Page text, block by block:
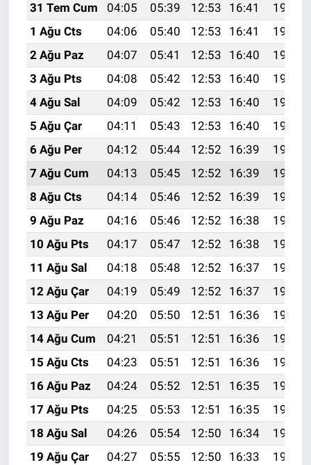
31 Tem Cum
04:05 05:39 12:53 16:41
19:57
1 Ağu Cts
04:06 05:40 12:53 16:41
19:56
2 Ağu Paz
04:07 05:41 12:53 16:40
19:55
3 Ağu Pts
04:08 05:42 12:53 16:40
19:54
4 Ağu Sal
04:09 05:42 12:53 16:40
19:53
5 Ağu Çar
04:11 05:43 12:53 16:40
19:52
6 Ağu Per
04:12 05:44 12:52 16:39
19:51
7 Ağu Cum
04:13 05:45 12:52 16:39
19:50
8 Ağu Cts
04:14 05:46 12:52 16:39
19:49
9 Ağu Paz
04:16 05:46 12:52 16:38
19:48
10 Ağu Pts
04:17 05:47 12:52 16:38
19:47
11 Ağu Sal
04:18 05:48 12:52 16:37
19:46
12 Ağu Çar
04:19 05:49 12:52 16:37
19:44
13 Ağu Per
04:20 05:50 12:51 16:36
19:43
14 Ağu Cum
04:21 05:51 12:51 16:36
19:42
15 Ağu Cts
04:23 05:51 12:51 16:36
19:41
16 Ağu Paz
04:24 05:52 12:51 16:35
19:40
17 Ağu Pts
04:25 05:53 12:51 16:35
19:38
18 Ağu Sal
04:26 05:54 12:50 16:34
19:37
19 Ağu Çar
04:27 05:55 12:50 16:33
19:36